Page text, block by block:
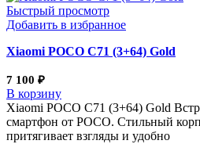
Быстрый просмотр
Добавить в избранное
Xiaomi POCO C71 (3+64) Gold
7 100 ₽
В корзину
Xiaomi POCO C71 (3+64) Gold
смартфон от POCO. Стильный
притягивает взгляды и удобно